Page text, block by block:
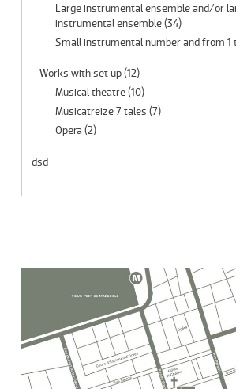
Large instrumental ensemble and/or
instrumental ensemble(34)
Small instrumental number and from 1
Works with set up(12)
Musical theatre(10)
Musicatreize 7 tales (7)
Opera (2)
dsd